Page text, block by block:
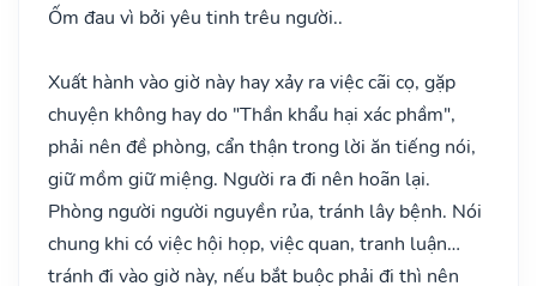
Ốm đau vì bởi yêu tinh trêu người..
Xuất hành vào giờ này hay xảy ra việc cãi cọ, gặp
chuyện không hay do "Thần khẩu hại xác phầm",
phải nên đề phòng, cẩn thận trong lời ăn tiếng nói,
giữ mồm giữ miệng. Người ra đi nên hoãn lại.
Phòng người người nguyền rủa, tránh lây bệnh. Nói
chung khi có việc hội họp, việc quan, tranh luận…
tránh đi vào giờ này, nếu bắt buộc phải đi thì nên